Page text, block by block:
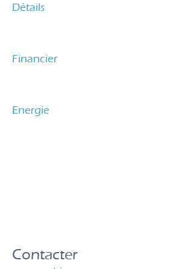
Détails
Financier
Energie
Contacter